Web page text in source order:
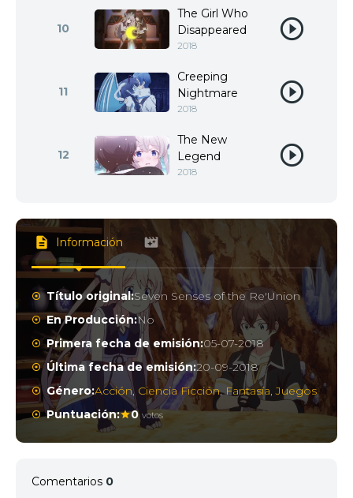
10
The Girl Who
Disappeared
2018
11
Creeping
Nightmare
2018
12
The New
Legend
2018
Información
Título original:Seven Senses of the Re'Union
En Producción:No
Primera fecha de emisión:05-07-2018
Última fecha de emisión:20-09-2018
Género:Acción, Ciencia Ficción,Fantasía,Juegos
Puntuación:
0 votos
Comentarios 0